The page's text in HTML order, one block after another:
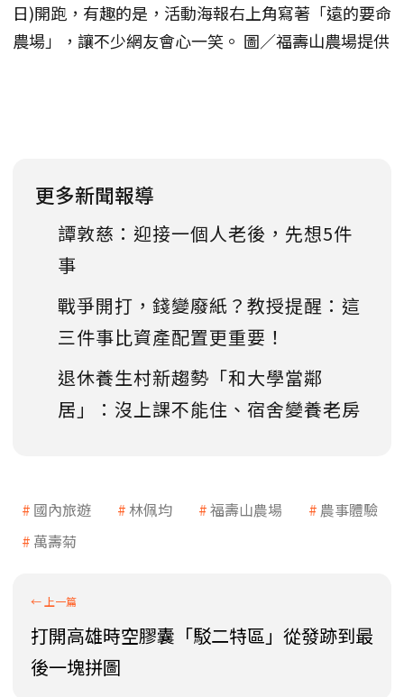
日)開跑，有趣的是，活動海報右上角寫著「遠的要命
農場」，讓不少網友會心一笑。 圖／福壽山農場提供
更多新聞報導
譚敦慈：迎接一個人老後，先想5件
事
戰爭開打，錢變廢紙？教授提醒：這
三件事比資產配置更重要！
退休養生村新趨勢「和大學當鄰
居」：沒上課不能住、宿舍變養老房
國內旅遊 林佩均 福壽山農場
農事體驗
萬壽菊
打開高雄時空膠囊「駁二特區」從發跡到最
後一塊拼圖